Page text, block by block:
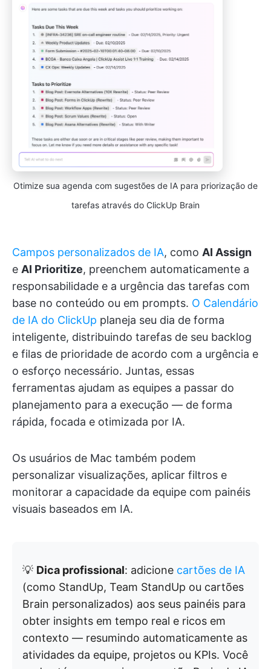
Otimize sua agenda com sugestões de IA para priorização de
tarefas através do ClickUp Brain
Campos personalizados de IA, como AI Assign
e AI Prioritize, preenchem automaticamente a
responsabilidade e a urgência das tarefas com
base no conteúdo ou em prompts. O Calendário
de IA do ClickUp planeja seu dia de forma
inteligente, distribuindo tarefas de seu backlog
e filas de prioridade de acordo com a urgência e
o esforço necessário. Juntas, essas
ferramentas ajudam as equipes a passar do
planejamento para a execução — de forma
rápida, focada e otimizada por IA.
Os usuários de Mac também podem
personalizar visualizações, aplicar filtros e
monitorar a capacidade da equipe com painéis
visuais baseados em IA.
💡 Dica profissional: adicione cartões de IA
(como StandUp, Team StandUp ou cartões
Brain personalizados) aos seus painéis para
obter insights em tempo real e ricos em
contexto — resumindo automaticamente as
atividades da equipe, projetos ou KPIs. Você